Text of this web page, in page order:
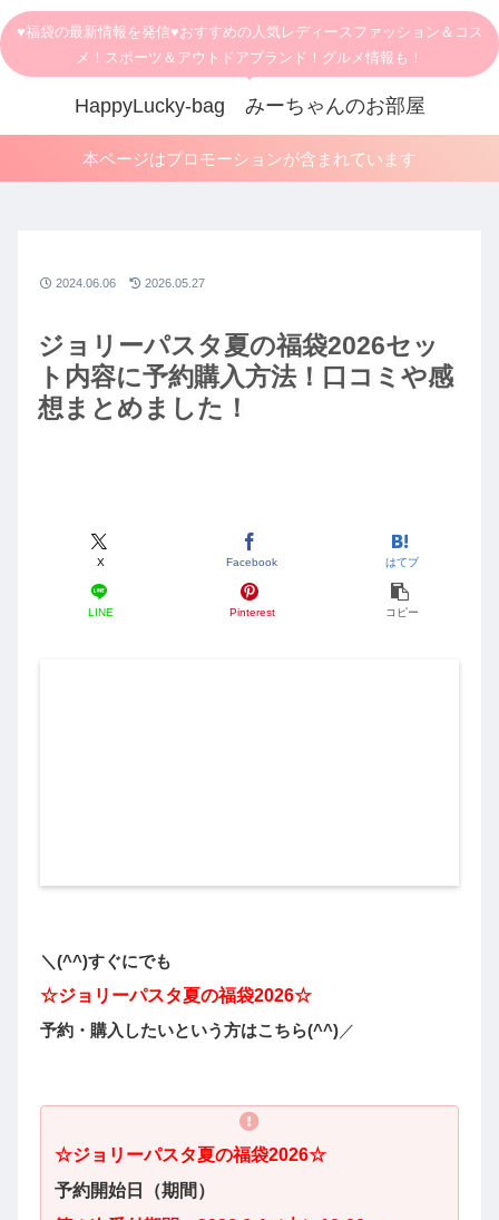
♥福袋の最新情報を発信♥おすすめの人気レディースファッション＆コス
メ！スポーツ＆アウトドアブランド！グルメ情報も！
HappyLucky-bag みーちゃんのお部屋
本ページはプロモーションが含まれています
ジョリーパスタ夏の福袋2026セッ
ト内容に予約購入方法！口コミや感
想まとめました！
X Facebook はてブ
LINE Pinterest コピー
2024.06.06 2026.05.27
＼(^^)すぐにでも
☆ジョリーパスタ夏の福袋2026☆
予約・購入したいという方はこちら(^^)／
☆ジョリーパスタ夏の福袋2026☆
予約開始日（期間）